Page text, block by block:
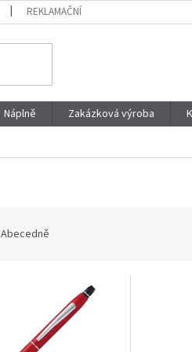
REKLAMAČNÍ ŘÁD
Náplně Zakázková výroba
Abecedně